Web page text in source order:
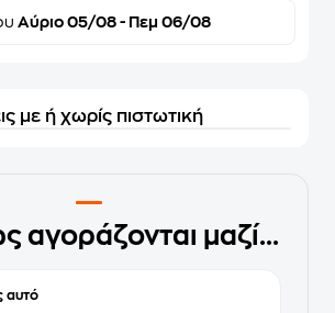
Αύριο 05/08 - Πεμ 06/08
με ή χωρίς πιστωτική
αγοράζονται μαζί...
αυτό